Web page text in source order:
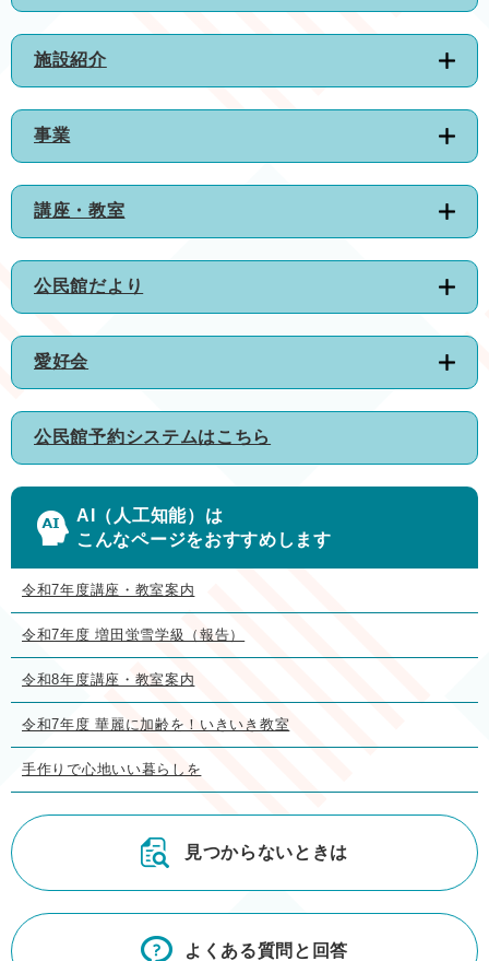
施設紹介
事業
講座・教室
公民館だより
愛好会
公民館予約システムはこちら
AI（人工知能）は
こんなページをおすすめします
令和7年度講座・教室案内
令和7年度 増田蛍雪学級（報告）
令和8年度講座・教室案内
令和7年度 華麗に加齢を！いきいき教室
手作りで心地いい暮らしを
見つからないときは
よくある質問と回答